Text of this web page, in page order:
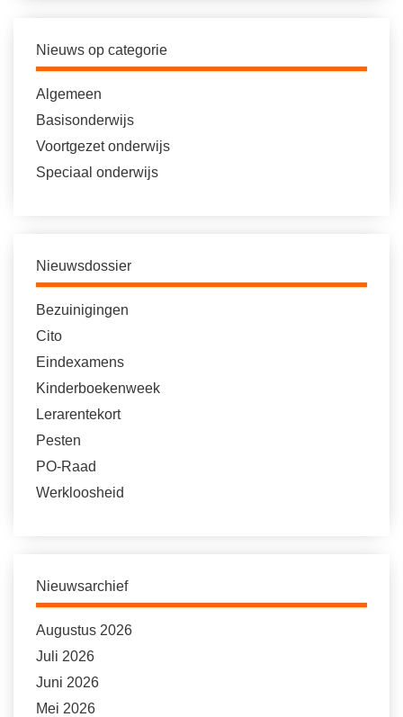
Nieuws op categorie
Algemeen
Basisonderwijs
Voortgezet onderwijs
Speciaal onderwijs
Nieuwsdossier
Bezuinigingen
Cito
Eindexamens
Kinderboekenweek
Lerarentekort
Pesten
PO-Raad
Werkloosheid
Nieuwsarchief
Augustus 2026
Juli 2026
Juni 2026
Mei 2026